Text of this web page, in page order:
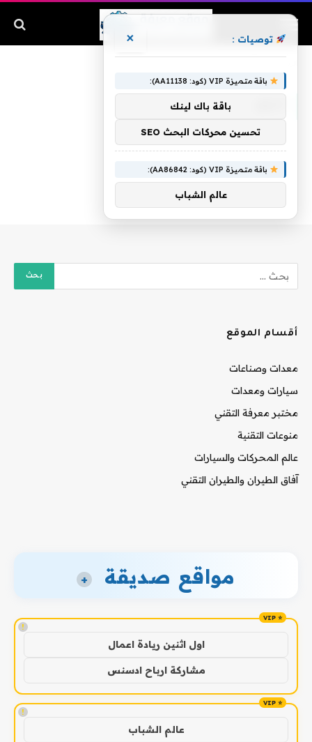
أقسام الموقع
معدات وصناعات
سيارات ومعدات
مختبر معرفة التقني
منوعات التقنية
عالم المحركات والسيارات
آفاق الطيران والطيران التقني
مواقع صديقة +
!
اول اثنين ريادة اعمال
مشاركة ارباح ادسنس
!
عالم الشباب
توصيات : ×
باقة متميزة VIP (كود: AA11138):
باقة باك لينك
تحسين محركات البحث SEO
باقة متميزة VIP (كود: AA86842):
عالم الشباب